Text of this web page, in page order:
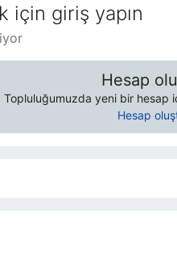
için giriş yapın
Hesap
Topluluğumuzda yeni bir hesap
Hesap